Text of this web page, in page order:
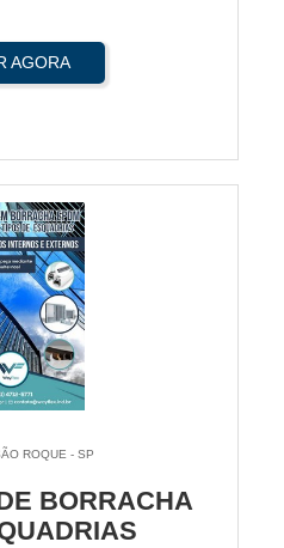
AGORA
ROQUE - SP
BORRACHA